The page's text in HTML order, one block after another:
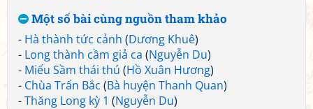
Một số bài cùng nguồn tham khảo
- Hà thành tức cảnh (Dương Khuê)
- Long thành cầm giả ca (Nguyễn Du)
- Miếu Sầm thái thú (Hồ Xuân Hương)
- Chùa Trấn Bắc (Bà huyện Thanh Quan)
-Thăng Long kỳ 1 (Nguyễn Du)